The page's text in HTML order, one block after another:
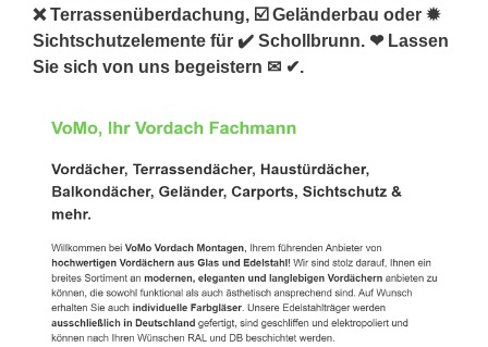
❌ Terrassenüberdachung, ☑️ Geländerbau oder ✹
Sichtschutzelemente für ✔️ Schollbrunn. ❤ Lassen
Sie sich von uns begeistern ✉ ✔.